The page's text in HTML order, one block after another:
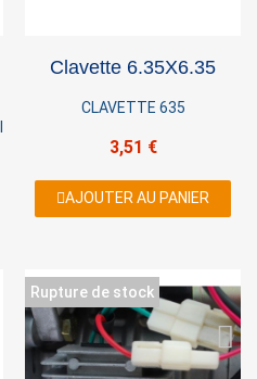
Clavette 6.35X6.35
CLAVETTE 635
3,51 €
AJOUTER AU PANIER
Rupture de stock